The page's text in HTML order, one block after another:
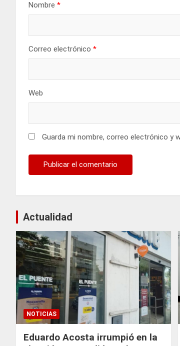
Nombre *
Correo electrónico *
Web
Guarda mi nombre, correo electrónico y
Actualidad
NOTICIAS
Eduardo Acosta irrumpió en la